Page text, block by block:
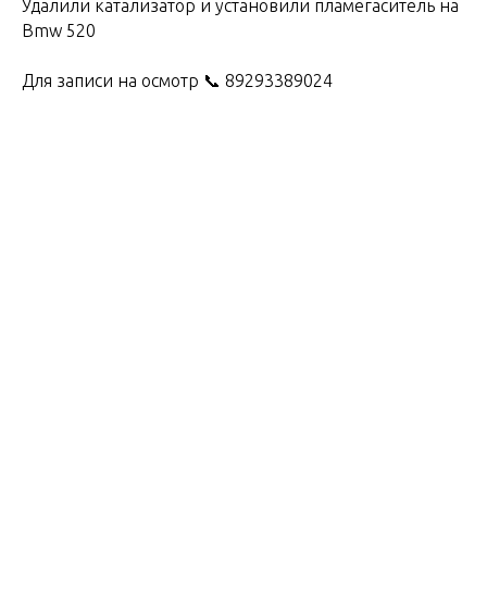
Удалили катализатор и установили пламегаситель на
Bmw 520
Для записи на осмотр 📞 89293389024